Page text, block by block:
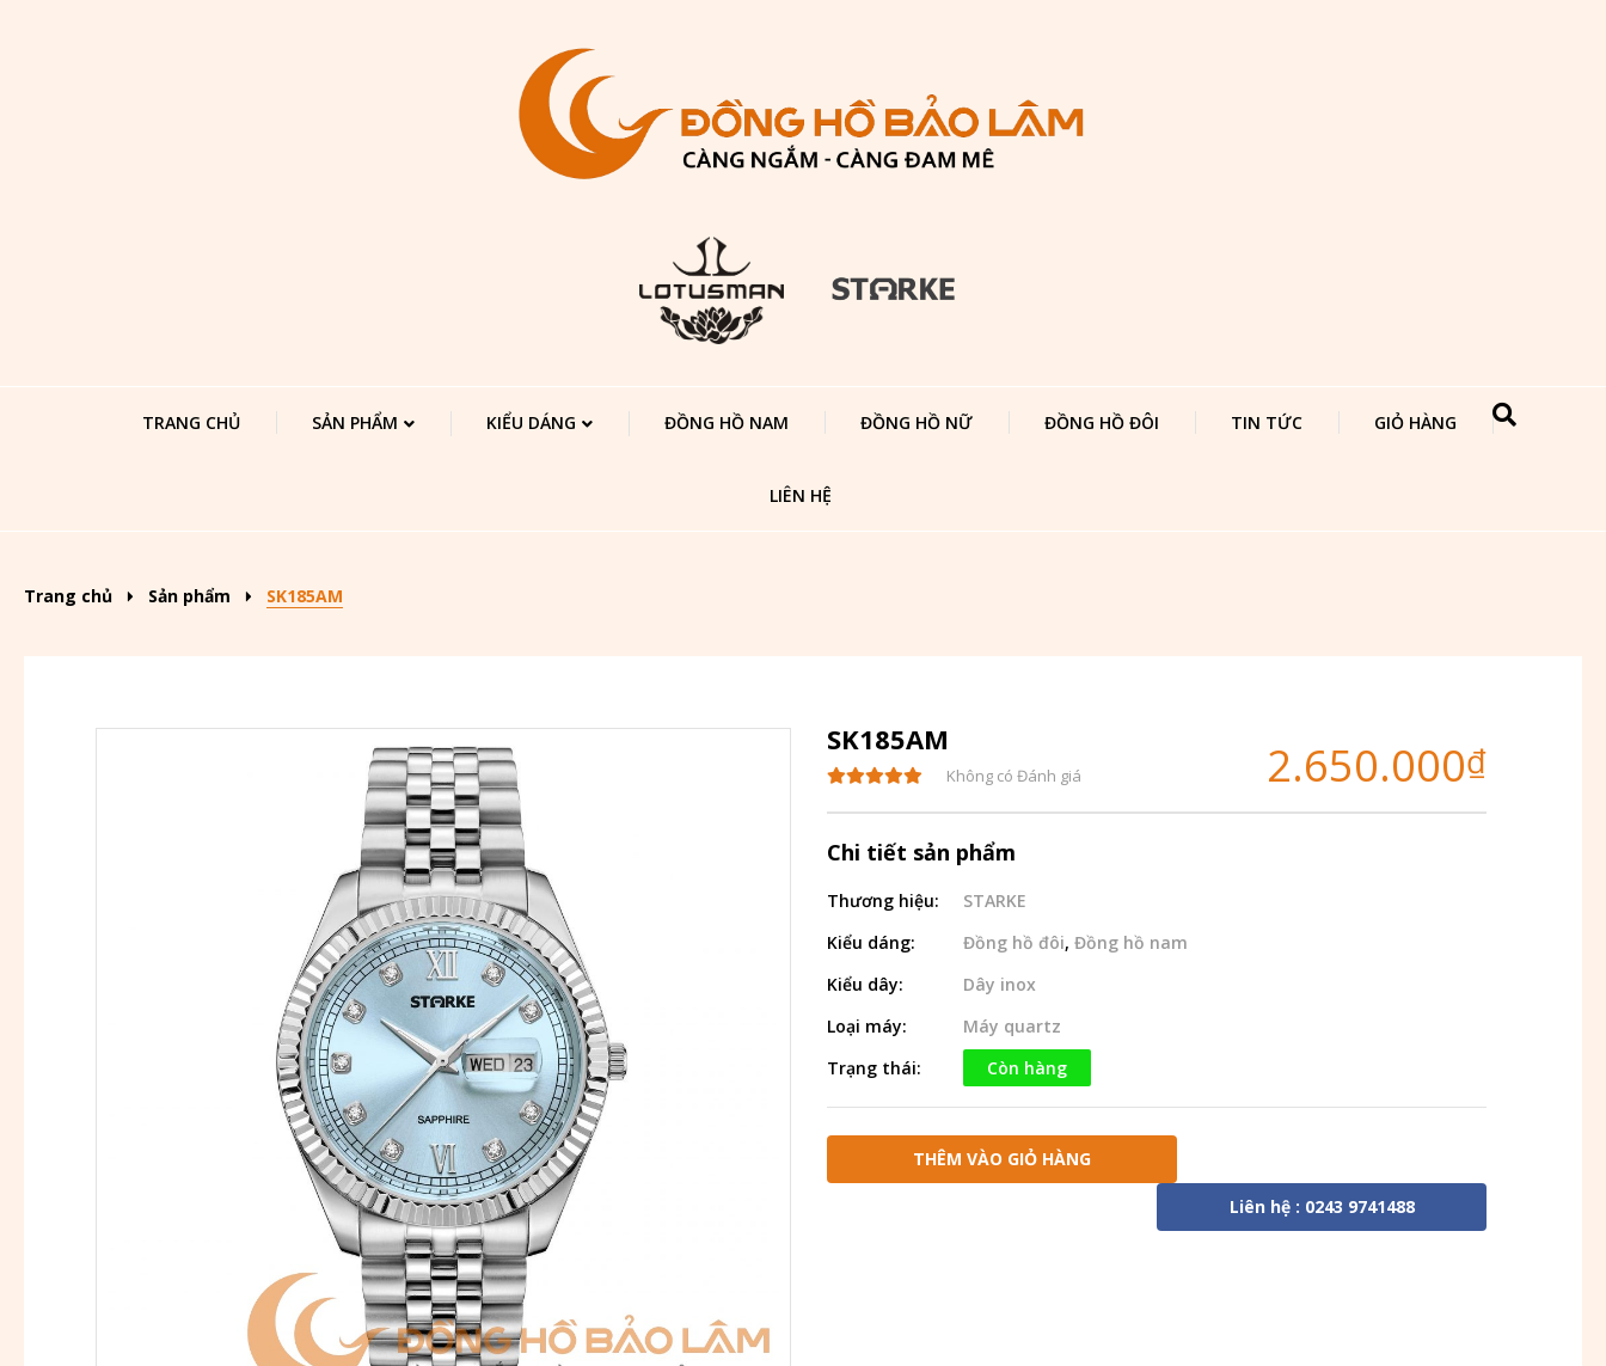
TRANG CHỦ SẢN PHẨM KIỂU DÁNG ĐỒNG HỒ NAM ĐỒNG HỒ NỮ ĐỒNG HỒ ĐÔI TIN TỨC GIỎ HÀNG
LIÊN HỆ
Trang chủ Sản phẩm SK185AM
SK185AM
Không có Đánh giá 2.650.000₫
Chi tiết sản phẩm
Thương hiệu:
STARKE
Kiểu dáng:
Đồng hồ đôi, Đồng hồ nam
Kiểu dây:
Dây inox
Loại máy:
Máy quartz
Trạng thái:
Còn hàng
THÊM VÀO GIỎ HÀNG
Liên hệ : 0243 9741488